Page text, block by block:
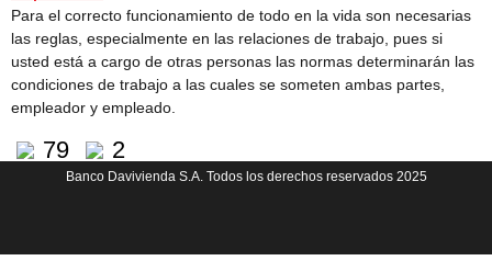
Para el correcto funcionamiento de todo en la vida son necesarias
las reglas, especialmente en las relaciones de trabajo, pues si
usted está a cargo de otras personas las normas determinarán las
condiciones de trabajo a las cuales se someten ambas partes,
empleador y empleado.
79 2
Banco Davivienda S.A. Todos los derechos reservados 2025